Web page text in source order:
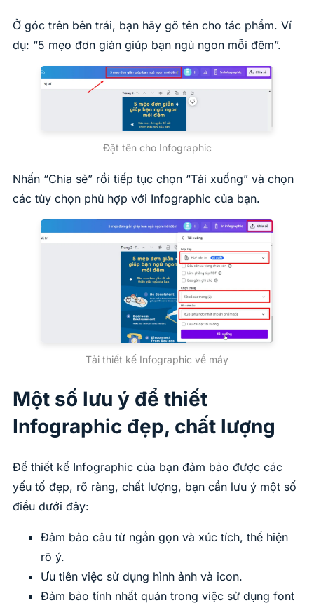
Ở góc trên bên trái, bạn hãy gõ tên cho tác phẩm. Ví
dụ: “5 mẹo đơn giản giúp bạn ngủ ngon mỗi đêm”.
Đặt tên cho Infographic
Nhấn “Chia sẻ” rồi tiếp tục chọn “Tải xuống” và chọn
các tùy chọn phù hợp với Infographic của bạn.
Tải thiết kế Infographic về máy
Một số lưu ý để thiết
Infographic đẹp, chất lượng
Để thiết kế Infographic của bạn đảm bảo được các
yếu tố đẹp, rõ ràng, chất lượng, bạn cần lưu ý một số
điều dưới đây:
Đảm bảo câu từ ngắn gọn và xúc tích, thể hiện
rõ ý.
Ưu tiên việc sử dụng hình ảnh và icon.
Đảm bảo tính nhất quán trong việc sử dụng font